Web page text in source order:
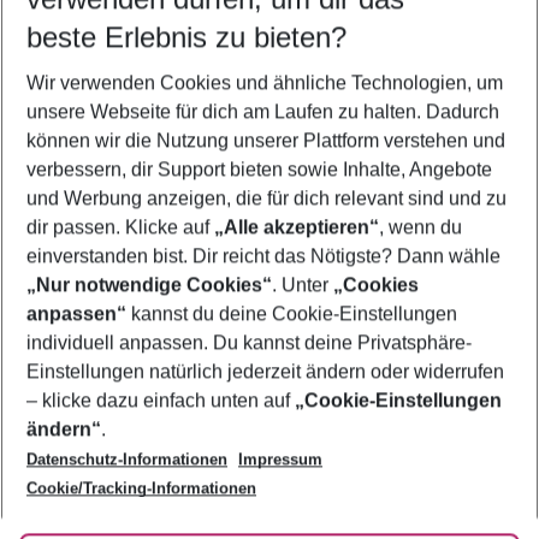
5-8 Nächte
2 Erwachsene Keine Kinder
Mehr Filter anzeigen
Footer
Footer navigation
Über uns
AGB
Bestpreisgarantie
Cookie-Einstellungen ändern
Cookie-Richtlinie
Agenturbetreuung
Barrierefreies Reisen
Folge uns
beste Erlebnis zu bieten?
Wir verwenden Cookies und ähnliche Technologien, um
unsere Webseite für dich am Laufen zu halten. Dadurch
können wir die Nutzung unserer Plattform verstehen und
verbessern, dir Support bieten sowie Inhalte, Angebote
und Werbung anzeigen, die für dich relevant sind und zu
dir passen. Klicke auf „Alle akzeptieren“, wenn du
einverstanden bist. Dir reicht das Nötigste? Dann wähle
„Nur notwendige Cookies“. Unter „Cookies
anpassen“ kannst du deine Cookie-Einstellungen
individuell anpassen. Du kannst deine Privatsphäre-
Einstellungen natürlich jederzeit ändern oder widerrufen
– klicke dazu einfach unten auf „Cookie-Einstellungen
ändern“.
Datenschutz-Informationen
Impressum
Cookie/Tracking-Informationen